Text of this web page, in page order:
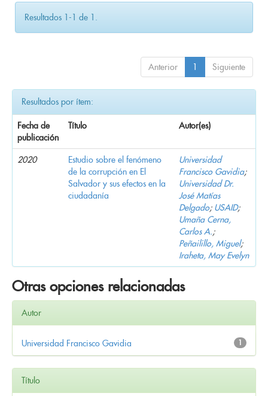
Resultados 1-1 de 1.
Anterior 1 Siguiente
Resultados por ítem:
Fecha de
publicación
Título Autor(es)
2020
Estudio sobre el fenómeno
de la corrupción en El
Salvador y sus efectos en la
ciudadanía
Universidad
Francisco Gavidia;
Universidad Dr.
José Matías
Delgado; USAID;
Umaña Cerna,
Carlos A.;
Peñailillo, Miguel;
Iraheta, May Evelyn
Otras opciones relacionadas
Autor
1
Universidad Francisco Gavidia
Título